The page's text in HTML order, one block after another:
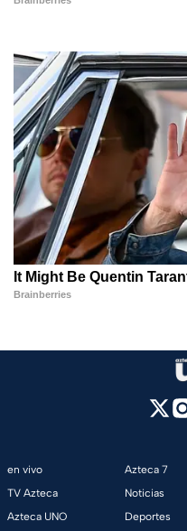
en vivo
TV Azteca
Azteca UNO
Azteca 7
Noticias
Deportes